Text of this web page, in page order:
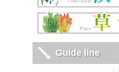
Guide line